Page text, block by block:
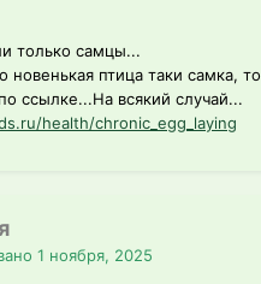
только самцы...
новенькая птица таки самка, то
ссылке...На всякий случай...
health/chronic_egg_laying
1 ноября, 2025